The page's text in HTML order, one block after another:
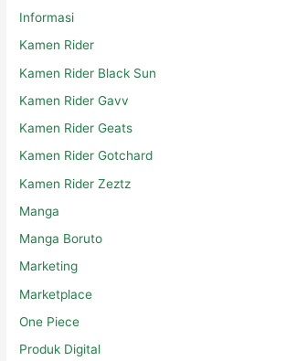
Hiburan
Informasi
Kamen Rider
Kamen Rider Black Sun
Kamen Rider Gavv
Kamen Rider Geats
Kamen Rider Gotchard
Kamen Rider Zeztz
Manga
Manga Boruto
Marketing
Marketplace
One Piece